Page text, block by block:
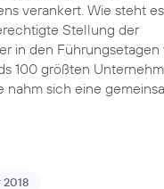
verankert. Wie steht
Stellung der
in den Führungsetagen
100 größten
nahm sich eine